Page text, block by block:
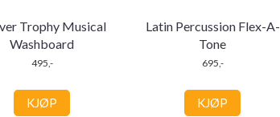
Trophy Musical
Washboard
495,-
KJØP
Latin Percussion Flex-A-
Tone
695,-
KJØP